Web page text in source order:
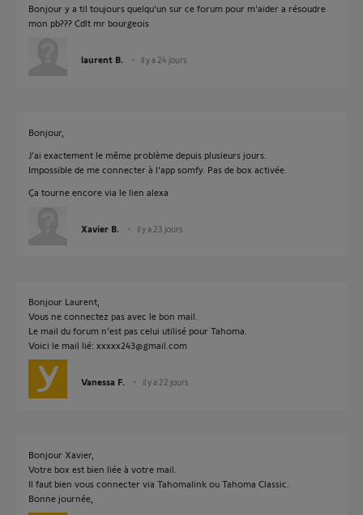
Bonjour y a til toujours quelqu'un sur ce forum pour m'aider a résoudre
mon pb??? Cdlt mr bourgeois
laurent B. il y a 24 jours
Bonjour,
J'ai exactement le même problème depuis plusieurs jours.
Impossible de me connecter à l'app somfy. Pas de box activée.
Ça tourne encore via le lien alexa
Xavier B. il y a 23 jours
Bonjour Laurent,
Vous ne connectez pas avec le bon mail.
Le mail du forum n'est pas celui utilisé pour Tahoma.
Voici le mail lié: xxxxx243@gmail.com
Vanessa F. il y a 22 jours
Bonjour Xavier,
Votre box est bien liée à votre mail.
Il faut bien vous connecter via Tahomalink ou Tahoma Classic.
Bonne journée,